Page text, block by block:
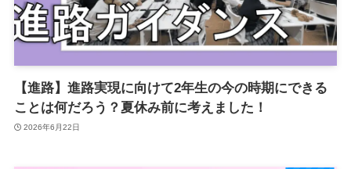
【進路】進路実現に向けて2年生の今の時期にできる
ことは何だろう？夏休み前に考えました！
2026年6月22日